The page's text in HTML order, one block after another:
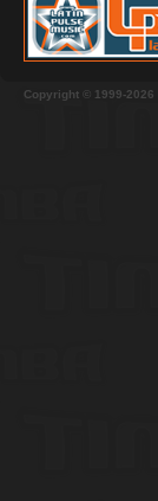
Copyright © 1999-2026